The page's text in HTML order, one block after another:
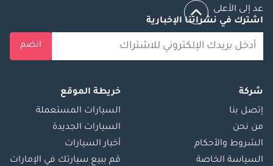
عد إلى الأعلى
اشترك في نشراتنا الإخبارية
انضم
شركة
إتصل بنا
من نحن
الشروط والأحكام
السياسة الخاصة
خريطة الموقع
السيارات المستعملة
السيارات الجديدة
أخبار السيارات
قم ببيع سيارتك في الإمارات